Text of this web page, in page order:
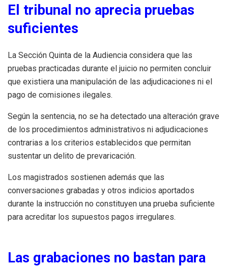
El tribunal no aprecia pruebas
suficientes
La Sección Quinta de la Audiencia considera que las
pruebas practicadas durante el juicio no permiten concluir
que existiera una manipulación de las adjudicaciones ni el
pago de comisiones ilegales.
Según la sentencia, no se ha detectado una alteración grave
de los procedimientos administrativos ni adjudicaciones
contrarias a los criterios establecidos que permitan
sustentar un delito de prevaricación.
Los magistrados sostienen además que las
conversaciones grabadas y otros indicios aportados
durante la instrucción no constituyen una prueba suficiente
para acreditar los supuestos pagos irregulares.
Las grabaciones no bastan para